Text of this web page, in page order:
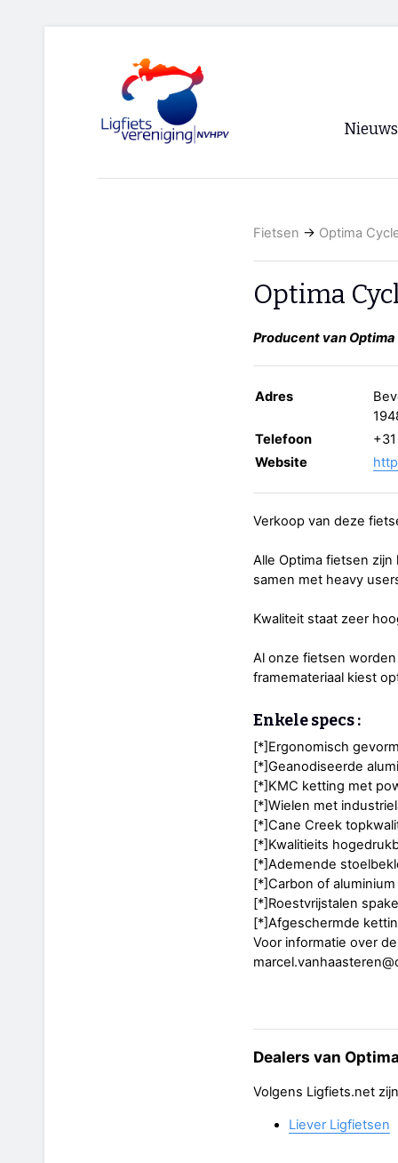
Nieuws
Archief
RSS
Fietsen → Optima
Optima
Producent van
Adres
Telefoon
Website
Verkoop van deze
Alle Optima fietsen
samen met heavy
Kwaliteit staat zeer
Al onze fietsen
framemateriaal kiest
Enkele specs :
[*]Ergonomisch
[*]Geanodiseerde
[*]KMC ketting met
[*]Wielen met
[*]Cane Creek
[*]Kwalitieits
[*]Ademende
[*]Carbon of
[*]Roestvrijstalen
[*]Afgeschermde
Voor informatie over
Dealers van
Volgens Ligfiets.net
Liever Ligfietsen